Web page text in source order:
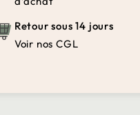
Retour sous 14 jours
Voir nos CGL